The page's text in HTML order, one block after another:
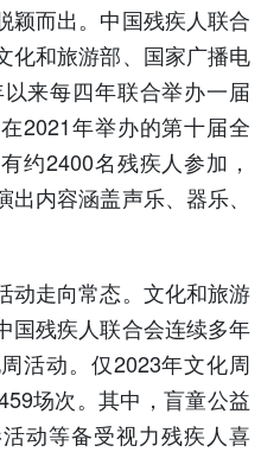
颖而出。中国残疾人联合
化和旅游部、国家广播电
来每四年联合举办一届
2021年举办的第十届全
约2400名残疾人参加，
内容涵盖声乐、器乐、
走向常态。文化和旅游
国残疾人联合会连续多年
活动。仅2023年文化周
场次。其中，盲童公益
动等备受视力残疾人喜